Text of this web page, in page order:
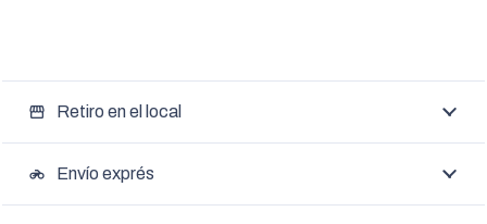
storefront Retiro en el local
motorcycle Envío exprés